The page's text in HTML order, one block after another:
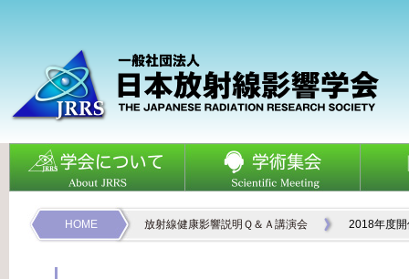
HOME 放射線健康影響説明Ｑ＆Ａ講演会 2018年度開